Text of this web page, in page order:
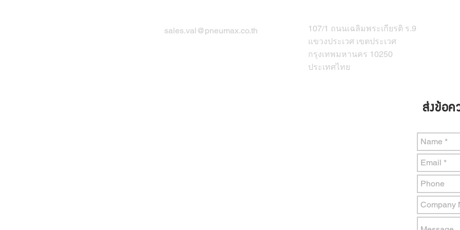
sales.val@pneumax.co.th
107/1 ถนนเฉลิมพระเกียรติ ร.9
แขวงประเวศ เขตประเวศ
กรุงเทพมหานคร 10250
ประเทศไทย
ส่งข้อค